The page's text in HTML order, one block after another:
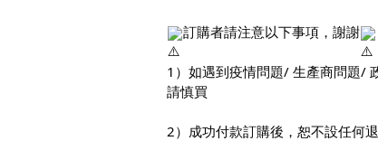
訂購者請注意以下事項，謝謝
1）如遇到疫情問題/ 生產商問題/
請慎買
2）成功付款訂購後，恕不設任何